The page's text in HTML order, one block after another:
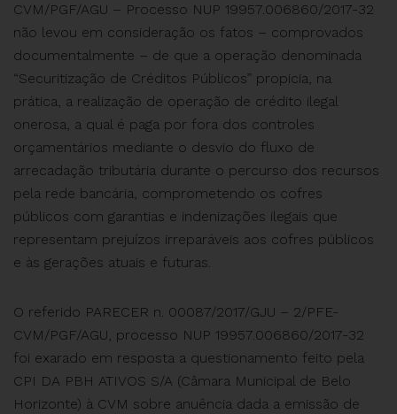
CVM/PGF/AGU – Processo NUP 19957.006860/2017-32
não levou em consideração os fatos – comprovados
documentalmente – de que a operação denominada
“Securitização de Créditos Públicos” propicia, na
prática, a realização de operação de crédito ilegal
onerosa, a qual é paga por fora dos controles
orçamentários mediante o desvio do fluxo de
arrecadação tributária durante o percurso dos recursos
pela rede bancária, comprometendo os cofres
públicos com garantias e indenizações ilegais que
representam prejuízos irreparáveis aos cofres públicos
e às gerações atuais e futuras.
O referido PARECER n. 00087/2017/GJU – 2/PFE-
CVM/PGF/AGU, processo NUP 19957.006860/2017-32
foi exarado em resposta a questionamento feito pela
CPI DA PBH ATIVOS S/A (Câmara Municipal de Belo
Horizonte) à CVM sobre anuência dada a emissão de